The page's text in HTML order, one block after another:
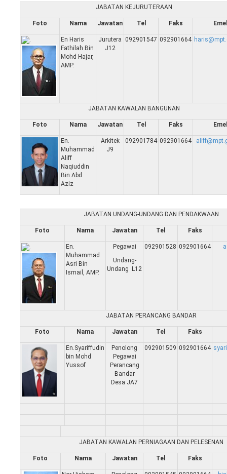
JABATAN KEJURUTERAAN
Foto Nama Jawatan Tel Faks Emel
En Haris
Fathilah Bin
Mohd Hajar,
AMP.
Jurutera
J12
092901547 092901664
JABATAN KAWALAN BANGUNAN
Foto Nama Jawatan Tel Faks Emel
En.
Muhammad
Aliff
Naqiuddin
Bin Abd
Aziz
Arkitek
J9
092901784 092901664
JABATAN UNDANG-UNDANG DAN PENDAKWAAN
Foto Nama Jawatan Tel Faks
En.
Muhammad
Asri Bin
Ismail, AMP.
Pegawai
Undang-
Undang L12
092901528 092901664
JABATAN PERANCANG BANDAR
Foto Nama Jawatan Tel Faks
En.Syariffudin
bin Mohd
Yussof
Penolong
Pegawai
Perancang
Bandar
Desa JA7
092901509 092901664
JABATAN KAWALAN PERNIAGAAN DAN PELESENAN
Foto Nama Jawatan Tel Faks